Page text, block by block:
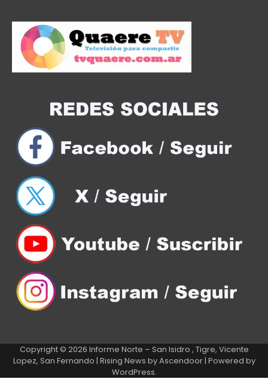
Copyright © 2026 Informe Norte – San Isidro , Tigre, Vicente
Lopez, San Fernando | Rising News byAscendoor| Powered by
WordPress.